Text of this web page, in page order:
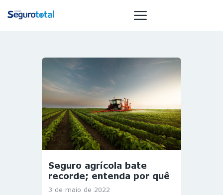
NOTÍCIAS
REVISTA
ESPECIAIS
GAIVOTA DE
OURO
ST SUMMIT
GESTORAS
HOMEST
Seguro agrícola bate
recorde; entenda por quê
3 de maio de 2022